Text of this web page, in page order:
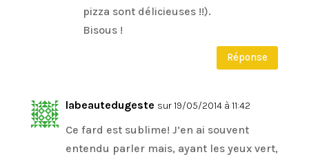
pizza sont délicieuses !!).
Bisous !
Réponse
labeautedugeste sur 19/05/2014 à 11:42
Ce fard est sublime! J’en ai souvent
entendu parler mais, ayant les yeux vert,